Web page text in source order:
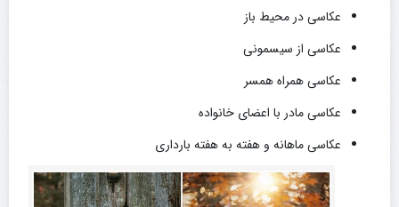
عکاسی در محیط باز
عکاسی از سیسمونی
عکاسی همراه همسر
عکاسی مادر با اعضای خانواده
عکاسی ماهانه و هفته به هفته بارداری